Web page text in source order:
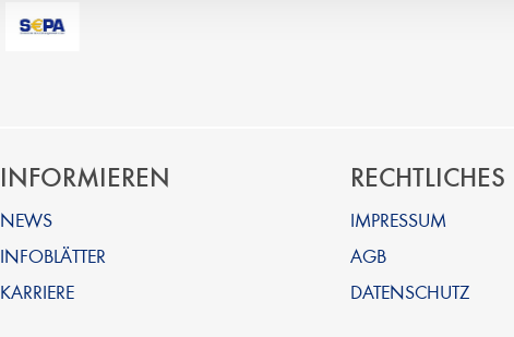
INFORMIEREN
NEWS
INFOBLÄTTER
KARRIERE
RECHTLICHES
IMPRESSUM
AGB
DATENSCHUTZ